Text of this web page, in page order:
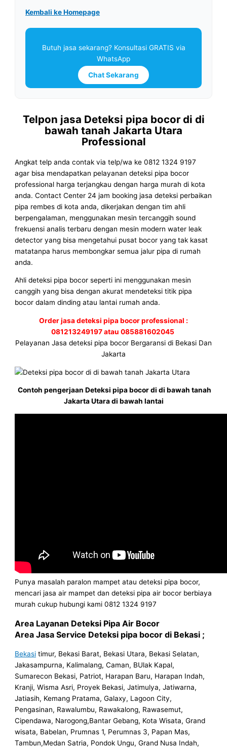
Kembali ke Homepage
Butuh jasa sekarang? Konsultasi GRATIS via
WhatsApp
Chat Sekarang
Telpon jasa Deteksi pipa bocor di di
bawah tanah Jakarta Utara
Professional
Angkat telp anda contak via telp/wa ke 0812 1324 9197
agar bisa mendapatkan pelayanan deteksi pipa bocor
professional harga terjangkau dengan harga murah di kota
anda. Contact Center 24 jam booking jasa deteksi perbaikan
pipa rembes di kota anda, dikerjakan dengan tim ahli
berpengalaman, menggunakan mesin tercanggih sound
frekuensi analis terbaru dengan mesin modern water leak
detector yang bisa mengetahui pusat bocor yang tak kasat
matatanpa harus membongkar semua jalur pipa di rumah
anda.
Ahli deteksi pipa bocor seperti ini menggunakan mesin
canggih yang bisa dengan akurat mendeteksi titik pipa
bocor dalam dinding atau lantai rumah anda.
Order jasa deteksi pipa bocor professional :
081213249197 atau 085881602045
Pelayanan Jasa deteksi pipa bocor Bergaransi di Bekasi Dan
Jakarta
Contoh pengerjaan Deteksi pipa bocor di di bawah tanah
Jakarta Utara di bawah lantai
Punya masalah paralon mampet atau deteksi pipa bocor,
mencari jasa air mampet dan deteksi pipa air bocor berbiaya
murah cukup hubungi kami 0812 1324 9197
Area Layanan Deteksi Pipa Air Bocor
Area Jasa Service Deteksi pipa bocor di Bekasi ;
Bekasi timur, Bekasi Barat, Bekasi Utara, Bekasi Selatan,
Jakasampurna, Kalimalang, Caman, BUlak Kapal,
Sumarecon Bekasi, Patriot, Harapan Baru, Harapan Indah,
Kranji, Wisma Asri, Proyek Bekasi, Jatimulya, Jatiwarna,
Jatiasih, Kemang Pratama, Galaxy, Lagoon City,
Pengasinan, Rawalumbu, Rawakalong, Rawasemut,
Cipendawa, Narogong,Bantar Gebang, Kota Wisata, Grand
wisata, Babelan, Prumnas 1, Perumnas 3, Papan Mas,
Tambun,Medan Satria, Pondok Ungu, Grand Nusa Indah,